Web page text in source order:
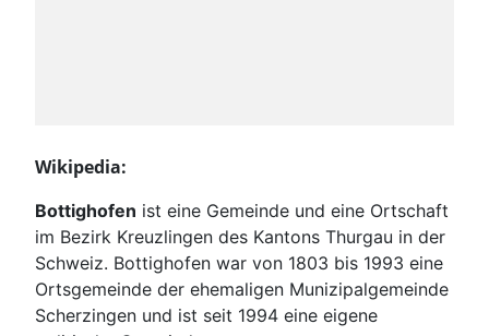
Wikipedia:
Bottighofen ist eine Gemeinde und eine Ortschaft
im Bezirk Kreuzlingen des Kantons Thurgau in der
Schweiz. Bottighofen war von 1803 bis 1993 eine
Ortsgemeinde der ehemaligen Munizipalgemeinde
Scherzingen und ist seit 1994 eine eigene